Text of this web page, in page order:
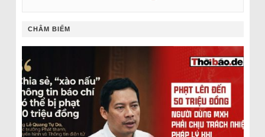
CHÂM BIẾM